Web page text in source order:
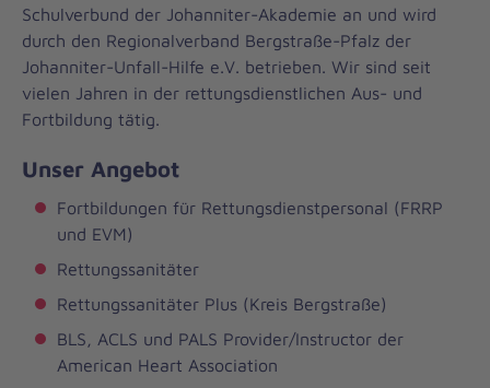
Schulverbund der Johanniter-Akademie an und wird
durch den Regionalverband Bergstraße-Pfalz der
Johanniter-Unfall-Hilfe e.V. betrieben. Wir sind seit
vielen Jahren in der rettungsdienstlichen Aus- und
Fortbildung tätig.
Unser Angebot
Fortbildungen für Rettungsdienstpersonal (FRRP
und EVM)
Rettungssanitäter
Rettungssanitäter Plus (Kreis Bergstraße)
BLS, ACLS und PALS Provider/Instructor der
American Heart Association